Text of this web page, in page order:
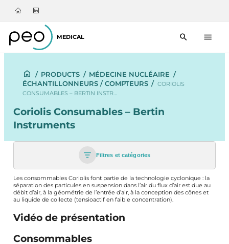
MEDICAL
/ PRODUCTS / MÉDECINE NUCLÉAIRE /
ÉCHANTILLONNEURS / COMPTEURS / CORIOLIS
CONSUMABLES – BERTIN INSTR…
Coriolis Consumables – Bertin
Instruments
Filtres et catégories
Les consommables Coriolis font partie de la technologie cyclonique : la
séparation des particules en suspension dans l’air du flux d’air est due au
débit d’air, à la géométrie de l’entrée d’air, à la conception des cônes et
au liquide de collecte (tensioactif en faible concentration).
Vidéo de présentation
Consommables